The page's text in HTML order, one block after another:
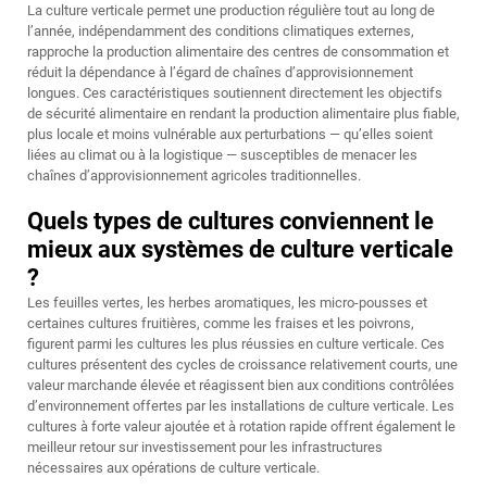
La culture verticale permet une production régulière tout au long de
l’année, indépendamment des conditions climatiques externes,
rapproche la production alimentaire des centres de consommation et
réduit la dépendance à l’égard de chaînes d’approvisionnement
longues. Ces caractéristiques soutiennent directement les objectifs
de sécurité alimentaire en rendant la production alimentaire plus fiable,
plus locale et moins vulnérable aux perturbations — qu’elles soient
liées au climat ou à la logistique — susceptibles de menacer les
chaînes d’approvisionnement agricoles traditionnelles.
Quels types de cultures conviennent le
mieux aux systèmes de culture verticale
?
Les feuilles vertes, les herbes aromatiques, les micro-pousses et
certaines cultures fruitières, comme les fraises et les poivrons,
figurent parmi les cultures les plus réussies en culture verticale. Ces
cultures présentent des cycles de croissance relativement courts, une
valeur marchande élevée et réagissent bien aux conditions contrôlées
d’environnement offertes par les installations de culture verticale. Les
cultures à forte valeur ajoutée et à rotation rapide offrent également le
meilleur retour sur investissement pour les infrastructures
nécessaires aux opérations de culture verticale.